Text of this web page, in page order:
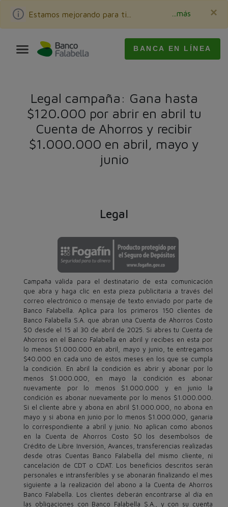
Estamos mejorando para ti... ...más ×
BANCA EN LÍNEA
Legal campaña: Gana hasta
$120.000 por abrir en abril tu
Cuenta de Ahorros y recibir
$1.000.000 en abril, mayo y
junio
Legal
Campaña válida para el destinatario de esta comunicación
que abra y haga clic en esta pieza publicitaria a través del
correo electrónico o mensaje de texto enviado por parte de
Banco Falabella. Aplica para los primeros 150 clientes de
Banco Falabella S.A. que abran una Cuenta de Ahorros Costo
$0 desde el 15 al 30 de abril de 2025. Si abres tu Cuenta de
Ahorros en el Banco Falabella en abril y recibes en esta por
lo menos $1.000.000 en abril, mayo y junio, te entregamos
$40.000 en cada uno de estos meses en los que se cumpla
la condición. En abril la condición es abrir y abonar por lo
menos $1.000.000, en mayo la condición es abonar
nuevamente por lo menos $1.000.000 y en junio la
condición es abonar nuevamente por lo menos $1.000.000.
Si el cliente abre y abona en abril $1.000.000, no abona en
mayo y si abona en junio por lo menos $1.000.000, ganaría
lo correspondiente a abril y junio. No aplican como abonos
en la Cuenta de Ahorros Costo $0 los desembolsos de
Crédito de Libre Inversión, Avances, transferencias realizadas
desde otras Cuentas Banco Falabella del mismo cliente, ni
cancelación de CDT o CDAT. Los beneficios descritos serán
personales e intransferibles y se abonarán finalizando el mes
siguiente a la realización del abono a la Cuenta de Ahorros
Banco Falabella. Los clientes deberán encontrarse al día en
las obligaciones con Banco Falabella S.A., y con su cuenta